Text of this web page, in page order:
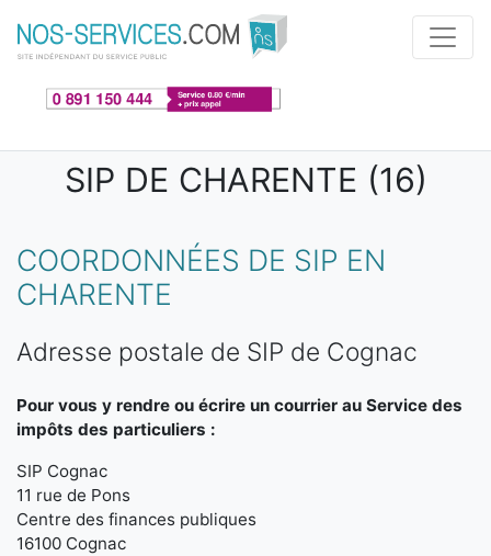
Aller au contenu principal
SIP DE CHARENTE (16)
COORDONNÉES DE SIP EN
CHARENTE
Adresse postale de SIP de Cognac
Pour vous y rendre ou écrire un courrier au Service des
impôts des particuliers :
SIP Cognac
11 rue de Pons
Centre des finances publiques
16100 Cognac